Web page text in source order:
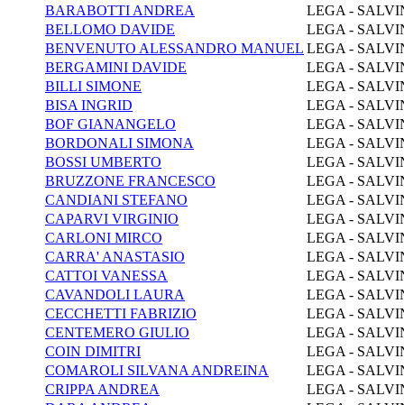
BARABOTTI ANDREA
LEGA -
BELLOMO DAVIDE
LEGA -
BENVENUTO ALESSANDRO MANUEL LEGA -
BERGAMINI DAVIDE
LEGA -
BILLI SIMONE
LEGA -
BISA INGRID
LEGA -
BOF GIANANGELO
LEGA -
BORDONALI SIMONA
LEGA -
BOSSI UMBERTO
LEGA -
BRUZZONE FRANCESCO
LEGA -
CANDIANI STEFANO
LEGA -
CAPARVI VIRGINIO
LEGA -
CARLONI MIRCO
LEGA -
CARRA' ANASTASIO
LEGA -
CATTOI VANESSA
LEGA -
CAVANDOLI LAURA
LEGA -
CECCHETTI FABRIZIO
LEGA -
CENTEMERO GIULIO
LEGA -
COIN DIMITRI
LEGA -
COMAROLI SILVANA ANDREINA
LEGA -
CRIPPA ANDREA
LEGA -